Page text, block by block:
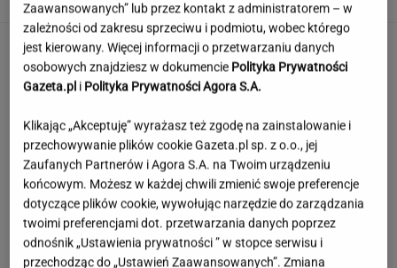
Zaawansowanych” lub przez kontakt z administratorem – w
zależności od zakresu sprzeciwu i podmiotu, wobec którego
jest kierowany. Więcej informacji o przetwarzaniu danych
osobowych znajdziesz w dokumencie Polityka Prywatności
Gazeta.pl i Polityka Prywatności Agora S.A.
Klikając „Akceptuję” wyrażasz też zgodę na zainstalowanie i
przechowywanie plików cookie Gazeta.pl sp. z o.o., jej
Zaufanych Partnerów i Agora S.A. na Twoim urządzeniu
końcowym. Możesz w każdej chwili zmienić swoje preferencje
dotyczące plików cookie, wywołując narzędzie do zarządzania
twoimi preferencjami dot. przetwarzania danych poprzez
odnośnik „Ustawienia prywatności ” w stopce serwisu i
przechodząc do „Ustawień Zaawansowanych”. Zmiana